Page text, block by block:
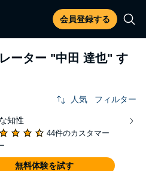
会員登録する
ーター "中田 達也" す
人気 フィルター
知性
44件のカスタマー
無料体験を試す